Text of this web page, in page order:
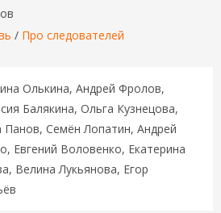
/ Про следователей
Олькина, Андрей Фролов,
Балякина, Ольга Кузнецова,
Панов, Семён Лопатин, Андрей
Евгений Воловенко, Екатерина
Велина Лукьянова, Егор